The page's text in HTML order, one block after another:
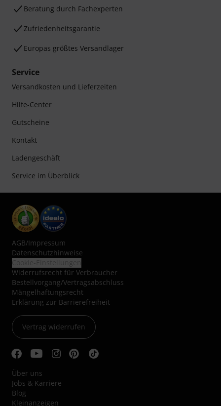
Beratung durch Fachexperten
Zufriedenheitsgarantie
Europas größtes Versandlager
Service
Versandkosten und Lieferzeiten
Hilfe-Center
Gutscheine
Kontakt
Ladengeschäft
Service im Überblick
AGB/Impressum
Datenschutzhinweise
Widerrufsrecht für Verbraucher
Bestellvorgang/Vertragsabschluss
Mängelhaftungsrecht
Erklärung zur Barrierefreiheit
Vertrag widerrufen
Über uns
Jobs & Karriere
Blog
Kleinanzeigen